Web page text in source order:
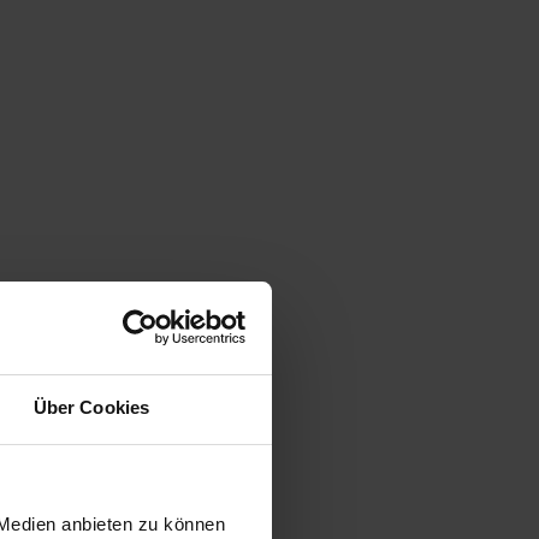
Über Cookies
anbieten zu können